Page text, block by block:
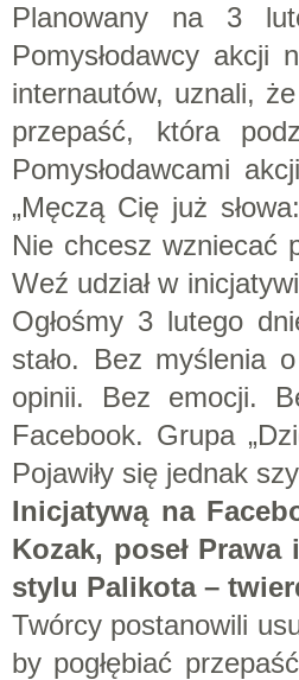
Planowany na 3
Pomysłodawcy akcji
internautów, uznali,
przepaść, która
Pomysłodawcami
„Męczą Cię już
Nie chcesz wzniecać
Weź udział w
Ogłośmy 3 lutego
stało. Bez myślenia
opinii. Bez emocji.
Facebook. Grupa
Pojawiły się jednak
Inicjatywą na
Kozak, poseł
stylu Palikota –
Twórcy postanowili
by pogłębiać